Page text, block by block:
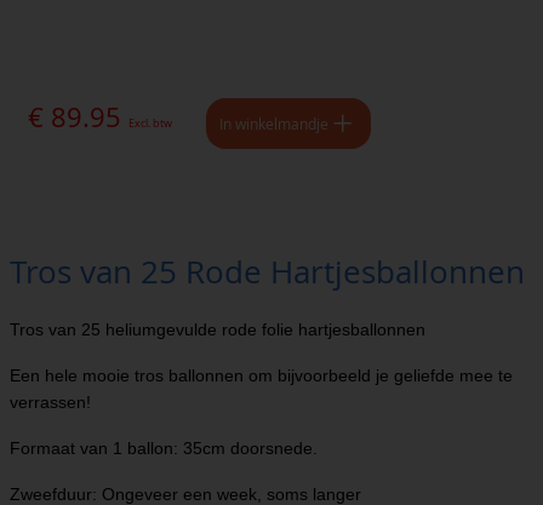
€ 89.95 Excl. btw In winkelmandje
Tros van 25 Rode Hartjesballonnen
Tros van 25 heliumgevulde rode folie hartjesballonnen
Een hele mooie tros ballonnen om bijvoorbeeld je geliefde mee te
verrassen!
Formaat van 1 ballon: 35cm doorsnede.
Zweefduur: Ongeveer een week, soms langer